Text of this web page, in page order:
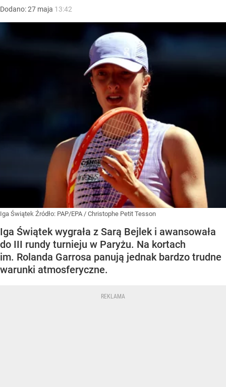
Dodano:27 maja 13:42
Iga Świątek Źródło: PAP/EPA / Christophe Petit Tesson
Iga Świątek wygrała z Sarą Bejlek i awansowała
do III rundy turnieju w Paryżu. Na kortach
im. Rolanda Garrosa panują jednak bardzo trudne
warunki atmosferyczne.